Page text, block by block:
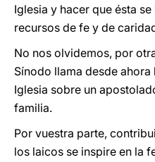
Iglesia y hacer que ésta
recursos de fe y de
No nos olvidemos, por
Sínodo llama desde
Iglesia sobre un
familia.
Por vuestra parte,
los laicos se inspire en la